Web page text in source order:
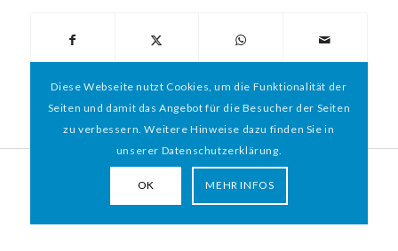
Diese Webseite nutzt Cookies, um die Funktionalität der
Seiten und damit das Angebot für die Besucher der Seiten
zu verbessern. Weitere Hinweise dazu finden Sie in
unserer Datenschutzerklärung.
OK MEHR INFOS